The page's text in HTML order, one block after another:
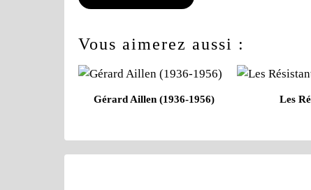
Vous aimerez aussi :
Gérard Aillen (1936-1956) Les